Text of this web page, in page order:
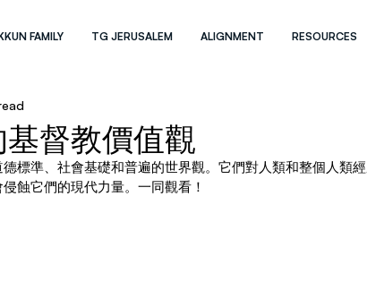
FAMILY TG JERUSALEM ALIGNMENT RESOURCES
督教價值觀
標準、社會基礎和普遍的世界觀。它們對人類和整個人類經
蝕它們的現代力量。一同觀看！